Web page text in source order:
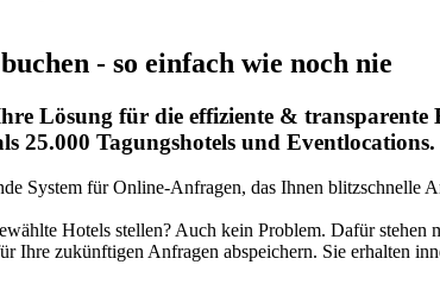
- so einfach wie noch nie
Lösung für die effiziente & transparente
25.000 Tagungshotels und Eventlocations.
System für Online-Anfragen, das Ihnen
Hotels stellen? Auch kein Problem. Dafür
Ihre zukünftigen Anfragen abspeichern. Sie erhalten